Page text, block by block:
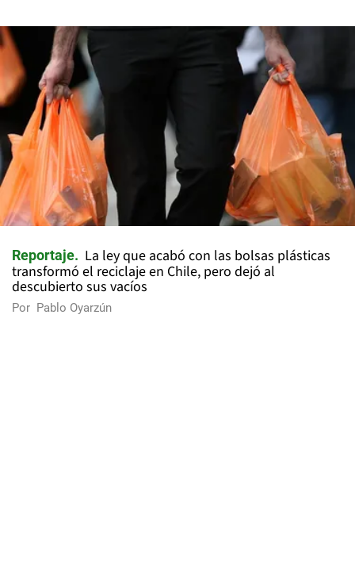
Reportaje
La ley que acabó con las bolsas plásticas
transformó el reciclaje en Chile, pero dejó al
descubierto sus vacíos
Por Pablo Oyarzún